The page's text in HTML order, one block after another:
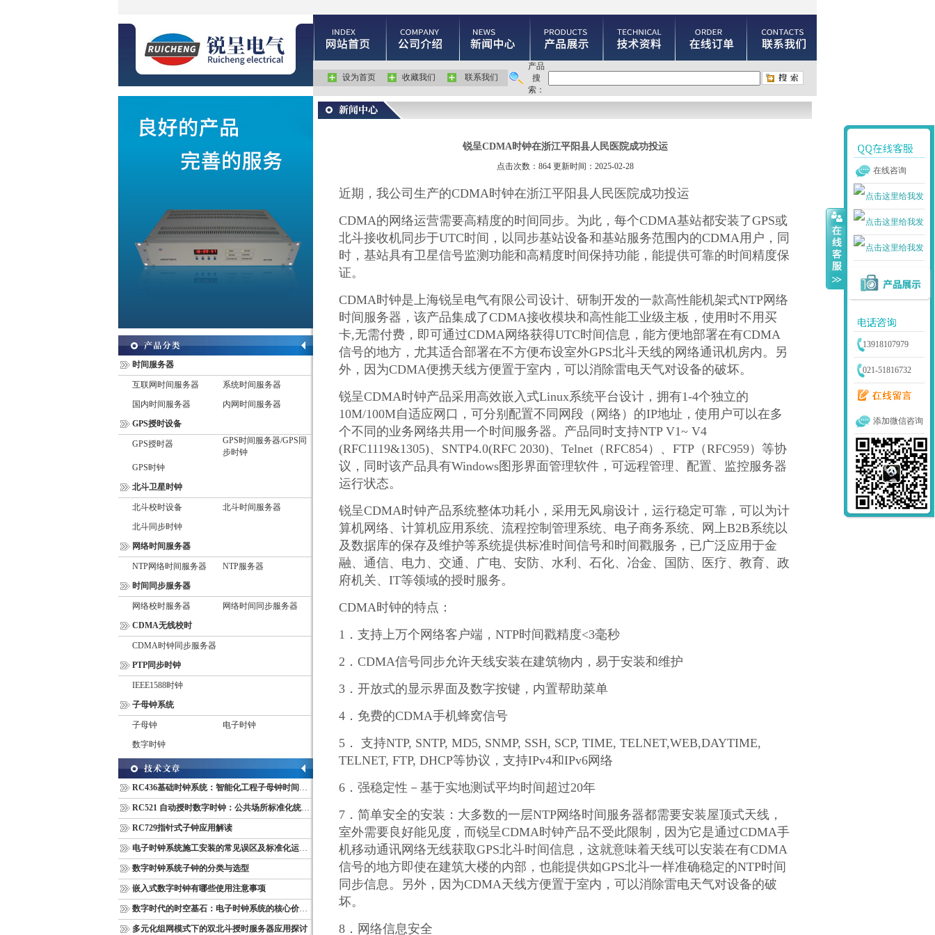
设为首页 收藏我们 联系我们
产品
搜
索：
时间服务器
互联网时间服务器
系统时间服务器
国内时间服务器
内网时间服务器
GPS授时设备
GPS授时器
GPS时间服务器/GPS同
步时钟
GPS时钟
北斗卫星时钟
北斗校时设备
北斗时间服务器
北斗同步时钟
网络时间服务器
NTP网络时间服务器
NTP服务器
时间同步服务器
网络校时服务器
网络时间同步服务器
CDMA无线校时
CDMA时钟同步服务器
PTP同步时钟
IEEE1588时钟
子母钟系统
子母钟
电子时钟
数字时钟
RC436基础时钟系统：智能化工程子母钟时间同步配套设备
RC521 自动授时数字时钟：公共场所标准化统一计时终端
RC729指针式子钟应用解读
电子时钟系统施工安装的常见误区及标准化运维管理规范
数字时钟系统子钟的分类与选型
嵌入式数字时钟有哪些使用注意事项
数字时代的时空基石：电子时钟系统的核心价值与多维意义
多元化组网模式下的双北斗授时服务器应用探讨
锐呈CDMA时钟在浙江平阳县人民医院成功投运
点击次数：864 更新时间：2025-02-28
近期，我公司生产的CDMA时钟在浙江平阳县人民医院成功投运
CDMA的网络运营需要高精度的时间同步。为此，每个CDMA基站都安装了GPS或
北斗接收机同步于UTC时间，以同步基站设备和基站服务范围内的CDMA用户，同
时，基站具有卫星信号监测功能和高精度时间保持功能，能提供可靠的时间精度保
证。
CDMA时钟是上海锐呈电气有限公司设计、研制开发的一款高性能机架式NTP网络
时间服务器，该产品集成了CDMA接收模块和高性能工业级主板，使用时不用买
卡,无需付费，即可通过CDMA网络获得UTC时间信息，能方便地部署在有CDMA
信号的地方，尤其适合部署在不方便布设室外GPS北斗天线的网络通讯机房内。另
外，因为CDMA便携天线方便置于室内，可以消除雷电天气对设备的破坏。
锐呈CDMA时钟产品采用高效嵌入式Linux系统平台设计，拥有1-4个独立的
10M/100M自适应网口，可分别配置不同网段（网络）的IP地址，使用户可以在多
个不同的业务网络共用一个时间服务器。产品同时支持NTP V1~ V4
(RFC1119&1305)、 SNTP4.0(RFC 2030)、 Telnet（RFC854）、 FTP（RFC959）等协
议，同时该产品具有Windows图形界面管理软件，可远程管理、配置、监控服务器
运行状态。
锐呈CDMA时钟产品系统整体功耗小，采用无风扇设计，运行稳定可靠，可以为计
算机网络、计算机应用系统、流程控制管理系统、电子商务系统、网上B2B系统以
及数据库的保存及维护等系统提供标准时间信号和时间戳服务，已广泛应用于金
融、通信、电力、交通、广电、安防、水利、石化、冶金、国防、医疗、教育、政
府机关、 IT等领域的授时服务。
CDMA时钟的特点：
1 ．支持上万个网络客户端， NTP时间戳精度<3毫秒
2 ． CDMA信号同步允许天线安装在建筑物内，易于安装和维护
3．开放式的显示界面及数字按键，内置帮助菜单
4．免费的CDMA手机蜂窝信号
5． 支持NTP, SNTP, MD5, SNMP, SSH, SCP, TIME, TELNET,WEB,DAYTIME,
TELNET, FTP, DHCP等协议，支持IPv4和IPv6网络
6．强稳定性－基于实地测试平均时间超过20年
7．简单安全的安装：大多数的一层NTP网络时间服务器都需要安装屋顶式天线，
室外需要良好能见度，而锐呈CDMA时钟产品不受此限制，因为它是通过CDMA手
机移动通讯网络无线获取GPS北斗时间信息，这就意味着天线可以安装在有CDMA
信号的地方即使在建筑大楼的内部，也能提供如GPS北斗一样准确稳定的NTP时间
同步信息。另外，因为CDMA天线方便置于室内，可以消除雷电天气对设备的破
坏。
8．网络信息安全
在线咨询
13918107979
021-51816732
添加微信咨询